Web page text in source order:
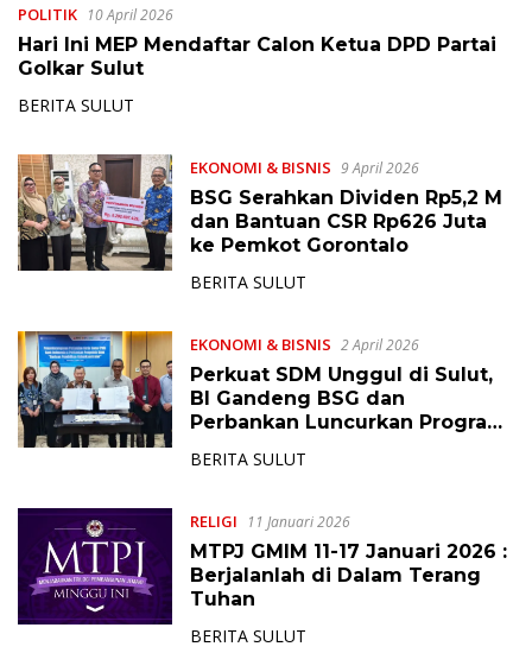
POLITIK 10 April 2026
Hari Ini MEP Mendaftar Calon Ketua DPD Partai
Golkar Sulut
BERITA SULUT
EKONOMI & BISNIS 9 April 2026
BSG Serahkan Dividen Rp5,2 M
dan Bantuan CSR Rp626 Juta
ke Pemkot Gorontalo
BERITA SULUT
EKONOMI & BISNIS 2 April 2026
Perkuat SDM Unggul di Sulut,
BI Gandeng BSG dan
Perbankan Luncurkan Program
Kebanksentralan”
BERITA SULUT
RELIGI 11 Januari 2026
MTPJ GMIM 11-17 Januari 2026 :
Berjalanlah di Dalam Terang
Tuhan
BERITA SULUT